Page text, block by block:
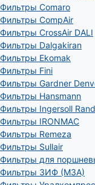
Фильтры Comaro
Фильтры CompAir
Фильтры CrossAir DALI
Фильтры Dalgakiran
Фильтры Ekomak
Фильтры Fini
Фильтры Gardner
Фильтры Hansmann
Фильтры Ingersoll Rand
Фильтры IRONMAC
Фильтры Remeza
Фильтры Sullair
Фильтры для
Фильтры ЗИФ (МЗА)